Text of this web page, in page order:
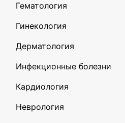
Гематология
Гинекология
Дерматология
Инфекционные болезни
Кардиология
Неврология